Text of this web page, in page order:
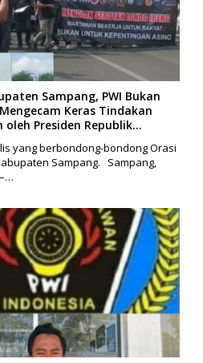
Sampang, PWI Bukan
Mengecam Keras Tindakan
Presiden Republik
yang berbondong-bondong Orasi
Sampang. Sampang,